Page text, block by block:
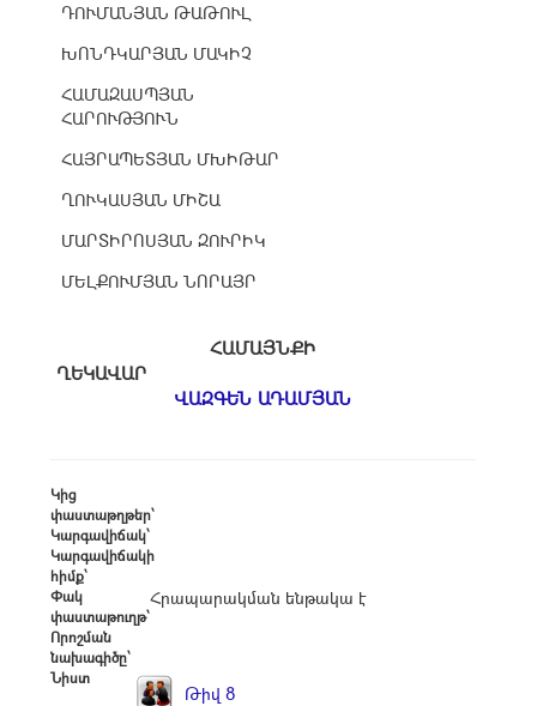
ԴՈՒՄԱՆՅԱՆ ԹԱԹՈՒԼ
ԽՈՆԴԿԱՐՅԱՆ ՄԱԿԻՉ
ՀԱՄԱԶԱՍՊՅԱՆ
ՀԱՐՈՒԹՅՈՒՆ
ՀԱՅՐԱՊԵՏՅԱՆ ՄԽԻԹԱՐ
ՂՈՒԿԱՍՅԱՆ ՄԻՇԱ
ՄԱՐՏԻՐՈՍՅԱՆ ԶՈՒՐԻԿ
ՄԵԼՔՈՒՄՅԱՆ ՆՈՐԱՅՐ
ՀԱՄԱՅՆՔԻ
ՂԵԿԱՎԱՐ
ՎԱԶԳԵՆ ԱԴԱՄՅԱՆ
Կից
փաստաթղթեր՝
Կարգավիճակ՝
Կարգավիճակի
հիմք՝
Փակ
փաստաթուղթ՝
Հրապարակման ենթակա է
Որոշման
նախագիծը՝
Նիստ
Թիվ 8